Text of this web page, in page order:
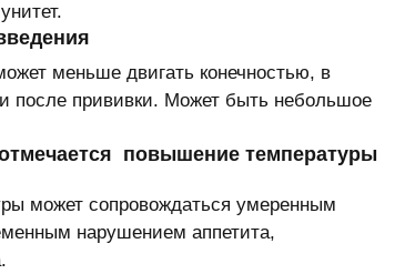
меньше двигать конечностью, в
после прививки. Может быть небольшое
повышение температуры
может сопровождаться умеренным
нарушением аппетита,